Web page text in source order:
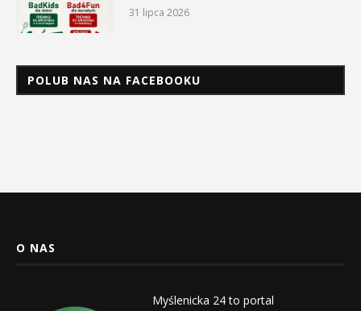
31 lipca 2026
POLUB NAS NA FACEBOOKU
O NAS
Myślenicka 24 to portal